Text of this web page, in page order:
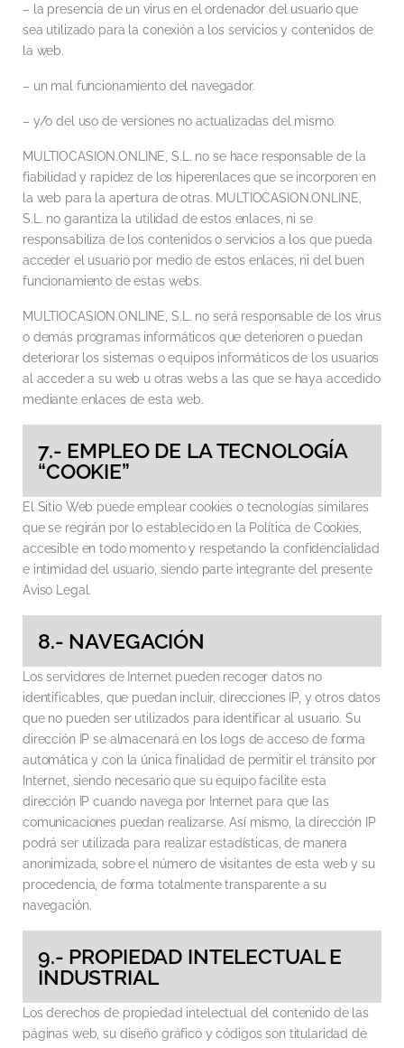
– la presencia de un virus en el ordenador del usuario que
sea utilizado para la conexión a los servicios y contenidos de
la web.
– un mal funcionamiento del navegador.
– y/o del uso de versiones no actualizadas del mismo.
MULTIOCASION.ONLINE, S.L. no se hace responsable de la
fiabilidad y rapidez de los hiperenlaces que se incorporen en
la web para la apertura de otras. MULTIOCASION.ONLINE,
S.L. no garantiza la utilidad de estos enlaces, ni se
responsabiliza de los contenidos o servicios a los que pueda
acceder el usuario por medio de estos enlaces, ni del buen
funcionamiento de estas webs.
MULTIOCASION.ONLINE, S.L. no será responsable de los virus
o demás programas informáticos que deterioren o puedan
deteriorar los sistemas o equipos informáticos de los usuarios
al acceder a su web u otras webs a las que se haya accedido
mediante enlaces de esta web.
7.- EMPLEO DE LA TECNOLOGÍA
“COOKIE”
El Sitio Web puede emplear cookies o tecnologías similares
que se regirán por lo establecido en la Política de Cookies,
accesible en todo momento y respetando la confidencialidad
e intimidad del usuario, siendo parte integrante del presente
Aviso Legal.
8.- NAVEGACIÓN
Los servidores de Internet pueden recoger datos no
identificables, que puedan incluir, direcciones IP, y otros datos
que no pueden ser utilizados para identificar al usuario. Su
dirección IP se almacenará en los logs de acceso de forma
automática y con la única finalidad de permitir el tránsito por
Internet, siendo necesario que su equipo facilite esta
dirección IP cuando navega por Internet para que las
comunicaciones puedan realizarse. Así mismo, la dirección IP
podrá ser utilizada para realizar estadísticas, de manera
anonimizada, sobre el número de visitantes de esta web y su
procedencia, de forma totalmente transparente a su
navegación.
9.- PROPIEDAD INTELECTUAL E
INDUSTRIAL
Los derechos de propiedad intelectual del contenido de las
páginas web, su diseño gráfico y códigos son titularidad de